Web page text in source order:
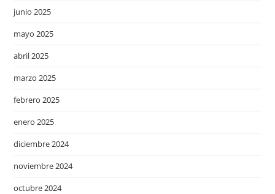
junio 2025
mayo 2025
abril 2025
marzo 2025
febrero 2025
enero 2025
diciembre 2024
noviembre 2024
octubre 2024